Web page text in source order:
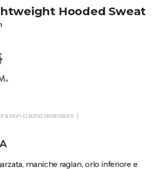
Hooded Sweat
non ci sono recensioni. )
maniche raglan, orlo inferiore e